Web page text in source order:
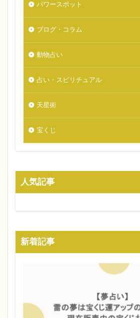
パワースポット
ブログ・コラム
動物占い
占い・スピリチュアル
天星術
宝くじ
人気記事
新着記事